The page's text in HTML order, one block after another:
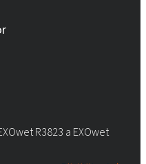
R3823 a EXOwet